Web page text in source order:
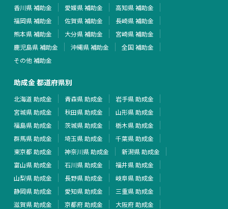
香川県 補助金
愛媛県 補助金
高知県 補助金
福岡県 補助金
佐賀県 補助金
長崎県 補助金
熊本県 補助金
大分県 補助金
宮崎県 補助金
鹿児島県 補助金
沖縄県 補助金
全国 補助金
その他 補助金
助成金 都道府県別
北海道 助成金 青森県 助成金
岩手県 助成金
宮城県 助成金
秋田県 助成金
山形県 助成金
福島県 助成金
茨城県 助成金
栃木県 助成金
群馬県 助成金
埼玉県 助成金
千葉県 助成金
東京都 助成金
神奈川県 助成金
新潟県 助成金
富山県 助成金
石川県 助成金
福井県 助成金
山梨県 助成金
長野県 助成金
岐阜県 助成金
静岡県 助成金
愛知県 助成金
三重県 助成金
滋賀県 助成金
京都府 助成金
大阪府 助成金